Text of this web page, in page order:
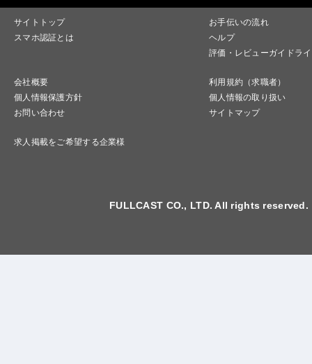
サイトトップ
お手伝いの流れ
スマホ認証とは
ヘルプ
評価・レビューガイドラ
会社概要
利用規約（求職者）
個人情報保護方針
個人情報の取り扱い
お問い合わせ
サイトマップ
求人掲載をご希望する企業様
FULLCAST CO., LTD. All rights reserved.